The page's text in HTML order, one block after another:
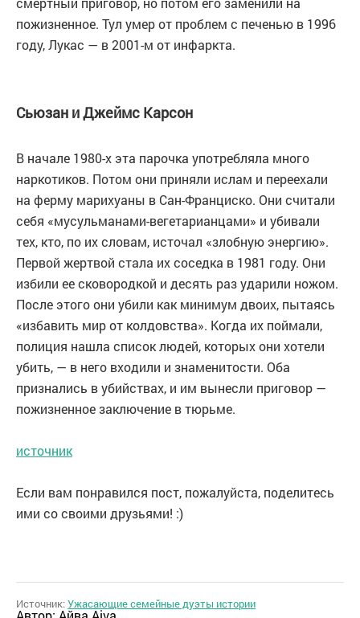
пожизненное. Тул умер от проблем с печенью в 1996
году, Лукас — в 2001-м от инфаркта.
Сьюзан и Джеймс Карсон
В начале 1980-х эта парочка употребляла много
наркотиков. Потом они приняли ислам и переехали
на ферму марихуаны в Сан-Франциско. Они считали
себя «мусульманами-вегетарианцами» и убивали
тех, кто, по их словам, источал «злобную энергию».
Первой жертвой стала их соседка в 1981 году. Они
избили ее сковородкой и десять раз ударили ножом.
После этого они убили как минимум двоих, пытаясь
«избавить мир от колдовства». Когда их поймали,
полиция нашла список людей, которых они хотели
убить, — в него входили и знаменитости. Оба
признались в убийствах, и им вынесли приговор —
пожизненное заключение в тюрьме.
источник
Если вам понравился пост, пожалуйста, поделитесь
ими со своими друзьями! :)
Источник:Ужасающие семейные дуэты истории